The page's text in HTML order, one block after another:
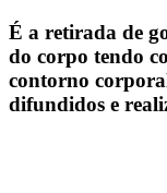
É a retirada de
do corpo tendo
contorno
difundidos e